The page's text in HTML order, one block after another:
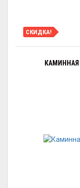
СКИДКА!
КАМИННАЯ